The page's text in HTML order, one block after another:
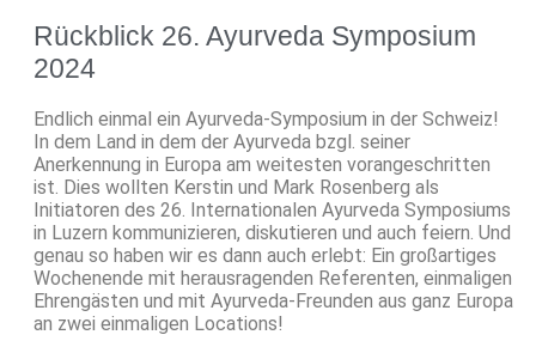
Rückblick 26. Ayurveda Symposium
2024
Endlich einmal ein Ayurveda-Symposium in der Schweiz!
In dem Land in dem der Ayurveda bzgl. seiner
Anerkennung in Europa am weitesten vorangeschritten
ist. Dies wollten Kerstin und Mark Rosenberg als
Initiatoren des 26. Internationalen Ayurveda Symposiums
in Luzern kommunizieren, diskutieren und auch feiern. Und
genau so haben wir es dann auch erlebt: Ein großartiges
Wochenende mit herausragenden Referenten, einmaligen
Ehrengästen und mit Ayurveda-Freunden aus ganz Europa
an zwei einmaligen Locations!